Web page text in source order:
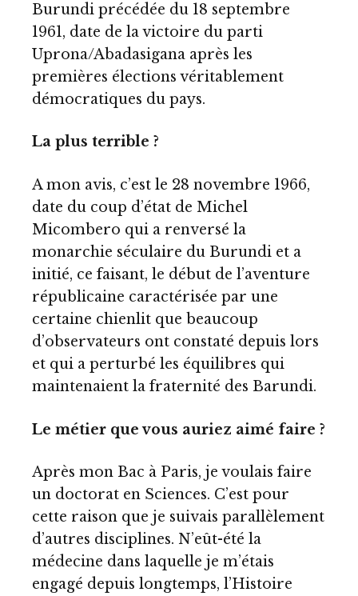
Burundi précédée du 18 septembre
1961, date de la victoire du parti
Uprona/Abadasigana après les
premières élections véritablement
démocratiques du pays.
La plus terrible ?
A mon avis, c’est le 28 novembre 1966,
date du coup d’état de Michel
Micombero qui a renversé la
monarchie séculaire du Burundi et a
initié, ce faisant, le début de l’aventure
républicaine caractérisée par une
certaine chienlit que beaucoup
d’observateurs ont constaté depuis lors
et qui a perturbé les équilibres qui
maintenaient la fraternité des Barundi.
Le métier que vous auriez aimé faire ?
Après mon Bac à Paris, je voulais faire
un doctorat en Sciences. C’est pour
cette raison que je suivais parallèlement
d’autres disciplines. N’eût-été la
médecine dans laquelle je m’étais
engagé depuis longtemps, l’Histoire